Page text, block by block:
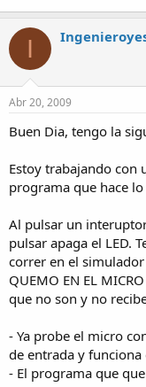
I
Abr 20, 2009
Buen Dia, tengo la
Estoy trabajando con
programa que hace
Al pulsar un
pulsar apaga el LED.
correr en el simulador
QUEMO EN EL
que no son y no
- Ya probe el micro
de entrada y funciona
- El programa que